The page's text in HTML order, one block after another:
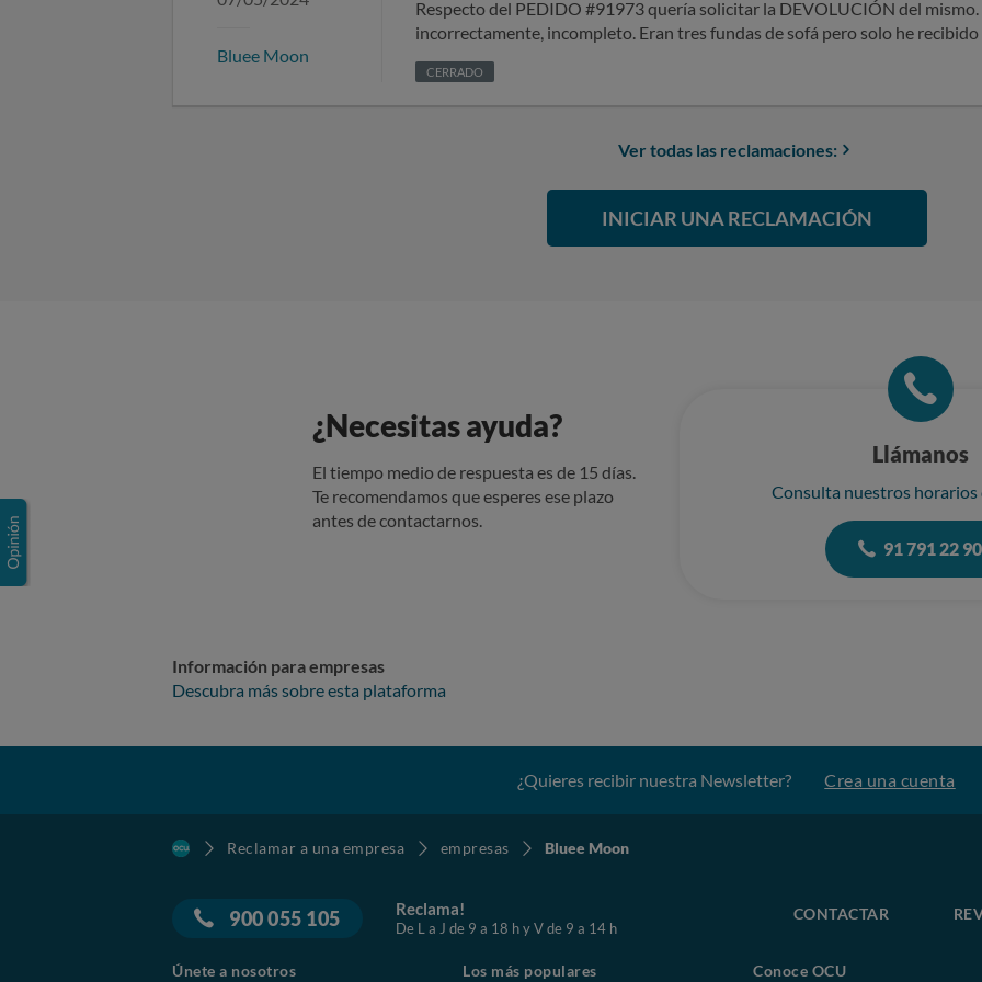
Bluee Moon
Respecto del PEDIDO #91973 quería solicitar la DEVOLUCIÓN del mismo.
incorrectamente, incompleto. Eran tres fundas de sofá pero solo he
plaza) y la calidad deja mucho que desear (material de China que no se
ni antimanchas como indican). Por lo que les he solicitado que procedan
la devolución del mismo (no dan instrucciones ni modo alguno de poderla
CERRADO
Ver todas las reclamaciones:
INICIAR UNA RECLAMACIÓN
¿Necesitas ayuda?
El tiempo medio de respuesta es de 15 días.
Te recomendamos que esperes ese plazo
antes de contactarnos.
Llámanos
Consulta nuestros horarios
91 791 22 90
Información para empresas
Descubra más sobre esta plataforma
¿Quieres recibir nuestra Newsletter? Crea una cuenta
Reclamar a una empresa empresas Bluee Moon
900 055 105 Reclama!
De L a J de 9 a 18 h y V de 9 a 14 h
CONTACTAR
Únete a nosotros Los más populares Conoce OCU